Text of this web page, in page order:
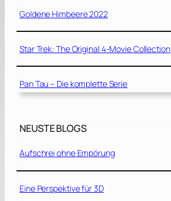
Goldene Himbeere 2022
Star Trek: The Original 4-Movie Collection
Pan Tau – Die komplette Serie
NEUSTE BLOGS
Aufschrei ohne Empörung
Eine Perspektive für 3D